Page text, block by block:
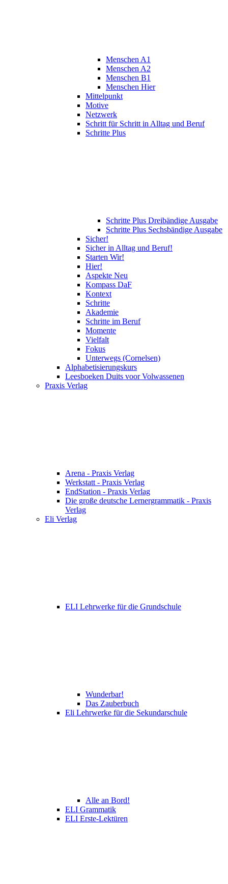
Menschen A1
Menschen A2
Menschen B1
Menschen Hier
Mittelpunkt
Motive
Netzwerk
Schritt für Schritt in Alltag und Beruf
Schritte Plus
Schritte Plus Dreibändige Ausgabe
Schritte Plus Sechsbändige Ausgabe
Sicher!
Sicher in Alltag und Beruf!
Starten Wir!
Hier!
Aspekte Neu
Kompass DaF
Kontext
Schritte
Akademie
Schritte im Beruf
Momente
Vielfalt
Fokus
Unterwegs (Cornelsen)
Alphabetisierungskurs
Leesboeken Duits voor Volwassenen
Praxis Verlag
Arena - Praxis Verlag
Werkstatt - Praxis Verlag
EndStation - Praxis Verlag
Die große deutsche Lernergrammatik - Praxis
Verlag
Eli Verlag
ELI Lehrwerke für die Grundschule
Wunderbar!
Das Zauberbuch
Eli Lehrwerke für die Sekundarschule
Alle an Bord!
ELI Grammatik
ELI Erste-Lektüren